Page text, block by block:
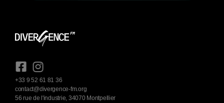
+33 9 52 61 81 36
contact@divergence-fm.org
56 rue de l'industrie, 34070 Montpellier